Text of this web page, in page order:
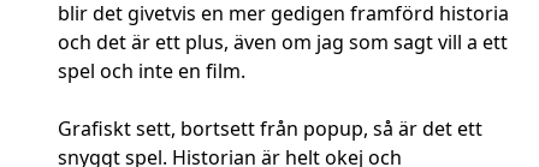
blir det givetvis en mer gedigen framförd historia
och det är ett plus, även om jag som sagt vill a ett
spel och inte en film.
Grafiskt sett, bortsett från popup, så är det ett
snyggt spel. Historian är helt okej och